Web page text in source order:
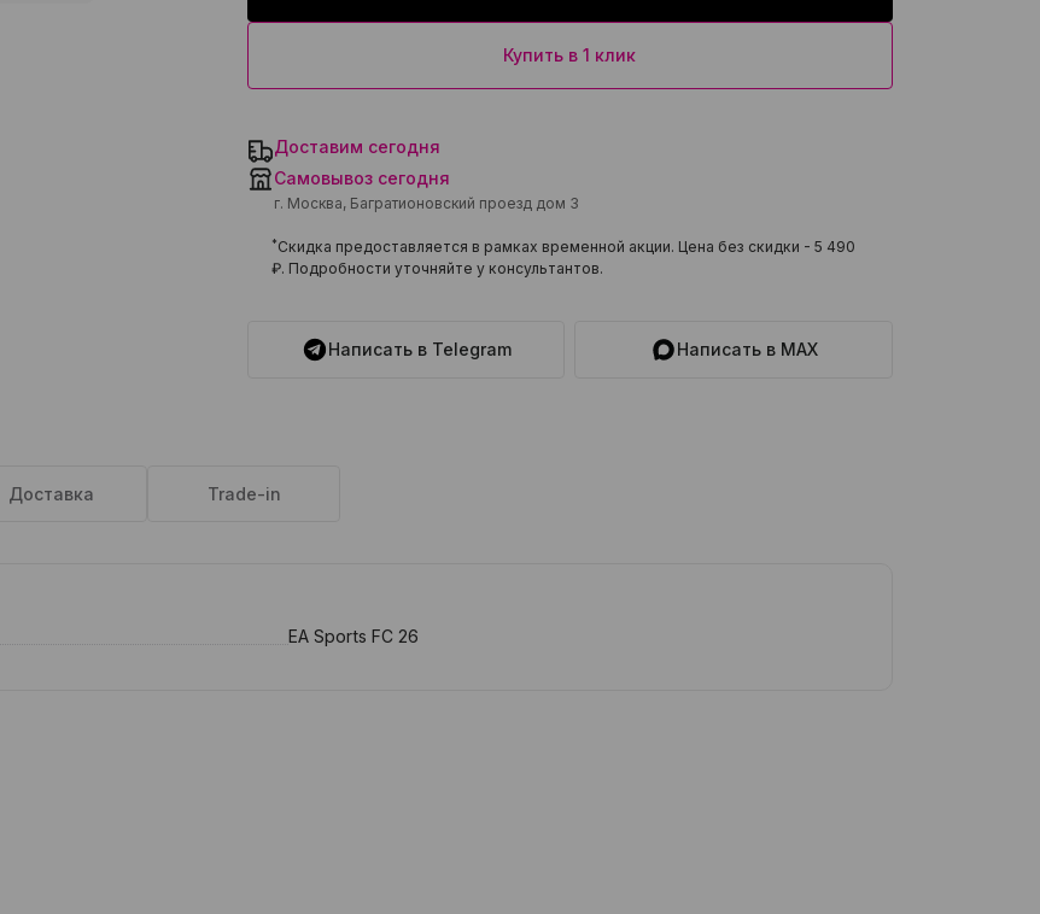
Купить в 1 клик
Доставим сегодня
Самовывоз сегодня
г. Москва, Багратионовский проезд дом 3
*Скидка предоставляется в рамках временной акции. Цена без скидки - 5 490
₽. Подробности уточняйте у консультантов.
Написать в Telegram Написать в MAX
Доставка Trade-in
EA Sports FC 26